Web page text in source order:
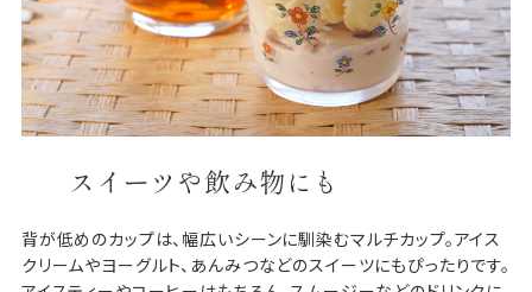
スイーツや飲み物にも
背が低めのカップは、幅広いシーンに馴染むマルチカップ。アイス
クリームやヨーグルト、あんみつなどのスイーツにもぴったりです。